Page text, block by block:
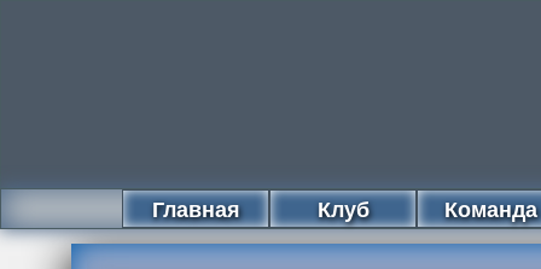
Главная Клуб Команда